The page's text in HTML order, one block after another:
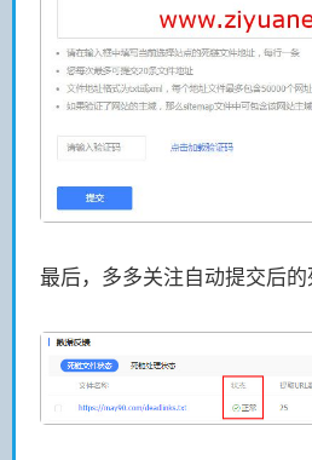
最后，多多关注自动提交后的